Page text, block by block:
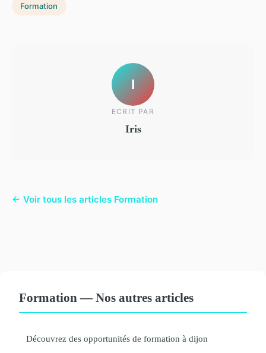
Formation
I
ECRIT PAR
Iris
← Voir tous les articles Formation
Formation — Nos autres articles
Découvrez des opportunités de formation à dijon